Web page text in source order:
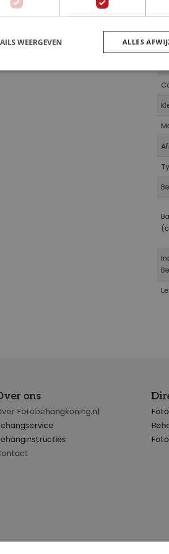
voor de mooiste dromen!
ons
Fotobehangkoning.nl
ALLES
WEERGEVEN